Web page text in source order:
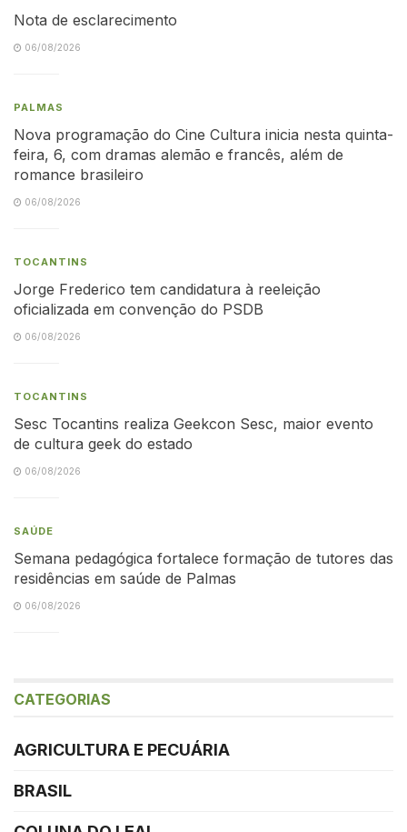
Nota de esclarecimento
06/08/2026
PALMAS
Nova programação do Cine Cultura inicia nesta quinta-
feira, 6, com dramas alemão e francês, além de
romance brasileiro
06/08/2026
TOCANTINS
Jorge Frederico tem candidatura à reeleição
oficializada em convenção do PSDB
06/08/2026
TOCANTINS
Sesc Tocantins realiza Geekcon Sesc, maior evento
de cultura geek do estado
06/08/2026
SAÚDE
Semana pedagógica fortalece formação de tutores das
residências em saúde de Palmas
06/08/2026
CATEGORIAS
AGRICULTURA E PECUÁRIA
BRASIL